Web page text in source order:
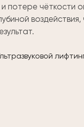
потере чёткости
воздействия,